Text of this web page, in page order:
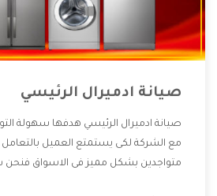
صيانة ادميرال الرئيسي
صيانة ادميرال الرئيسي هدفها سهولة
مع الشركة لكى يستمتع العميل بالتعامل
متواجدين بشكل مميز فى الاسواق فنحن